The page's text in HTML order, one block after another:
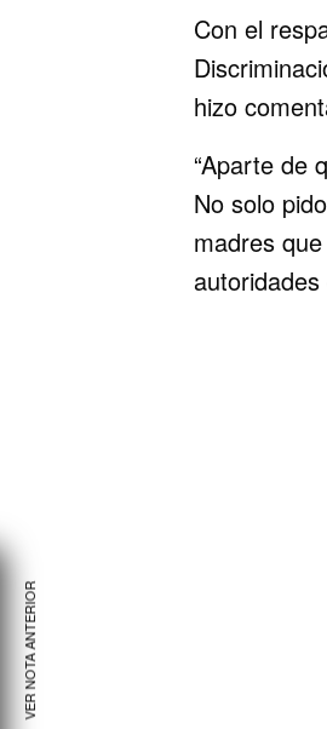
Con el
hizo
“Aparte de
No solo
madres
VER NOTA ANTERIOR